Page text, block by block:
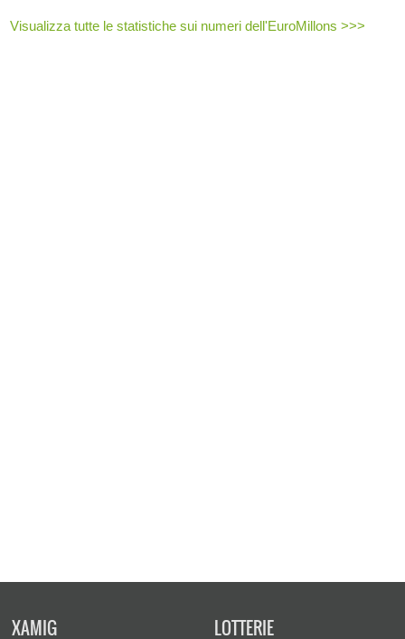
Visualizza tutte le statistiche sui numeri dell'EuroMillons >>>
XAMIG LOTTERIE